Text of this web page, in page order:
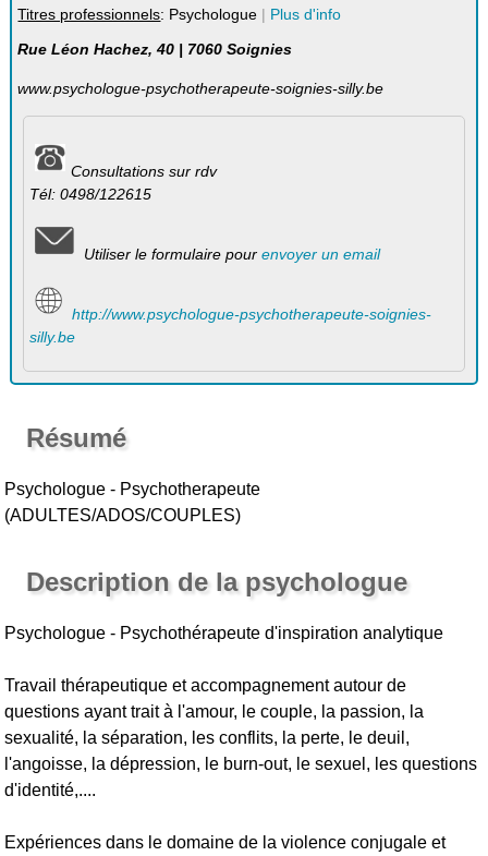
Titres professionnels: Psychologue | Plus d'info
Rue Léon Hachez, 40 | 7060 Soignies
www.psychologue-psychotherapeute-soignies-silly.be
Consultations sur rdv
Tél: 0498/122615
Utiliser le formulaire pour envoyer un email
http://www.psychologue-psychotherapeute-soignies-
silly.be
Résumé
Psychologue - Psychotherapeute
(ADULTES/ADOS/COUPLES)
Description de la psychologue
Psychologue - Psychothérapeute d'inspiration analytique
Travail thérapeutique et accompagnement autour de
questions ayant trait à l'amour, le couple, la passion, la
sexualité, la séparation, les conflits, la perte, le deuil,
l'angoisse, la dépression, le burn-out, le sexuel, les questions
d'identité,....
Expériences dans le domaine de la violence conjugale et